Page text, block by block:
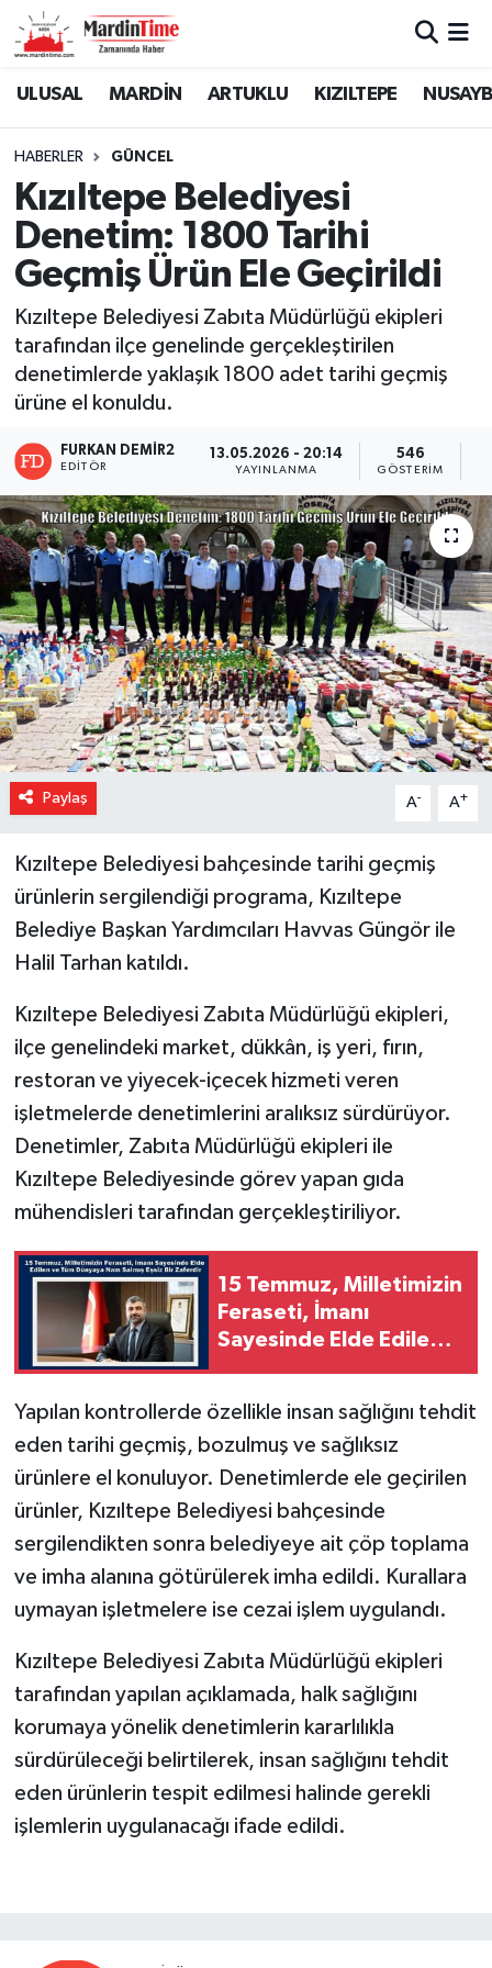
ULUSAL MARDİN ARTUKLU KIZILTEPE
HABERLER GÜNCEL
Kızıltepe Belediyesi
Denetim: 1800 Tarihi
Geçmiş Ürün Ele Geçirildi
Kızıltepe Belediyesi Zabıta Müdürlüğü ekipleri
tarafından ilçe genelinde gerçekleştirilen
denetimlerde yaklaşık 1800 adet tarihi geçmiş
ürüne el konuldu.
FURKAN DEMİR2
EDITÖR
13.05.2026 - 20:14
YAYINLANMA
546
GÖSTERIM
Paylaş A- A+
Kızıltepe Belediyesi bahçesinde tarihi geçmiş
ürünlerin sergilendiği programa, Kızıltepe
Belediye Başkan Yardımcıları Havvas Güngör ile
Halil Tarhan katıldı.
Kızıltepe Belediyesi Zabıta Müdürlüğü ekipleri,
ilçe genelindeki market, dükkân, iş yeri, fırın,
restoran ve yiyecek-içecek hizmeti veren
işletmelerde denetimlerini aralıksız sürdürüyor.
Denetimler, Zabıta Müdürlüğü ekipleri ile
Kızıltepe Belediyesinde görev yapan gıda
mühendisleri tarafından gerçekleştiriliyor.
15 Temmuz, Milletimizin
Feraseti, İmanı
Sayesinde Elde Edilen
Yapılan kontrollerde özellikle insan sağlığını tehdit
eden tarihi geçmiş, bozulmuş ve sağlıksız
ürünlere el konuluyor. Denetimlerde ele geçirilen
ürünler, Kızıltepe Belediyesi bahçesinde
sergilendikten sonra belediyeye ait çöp toplama
ve imha alanına götürülerek imha edildi. Kurallara
uymayan işletmelere ise cezai işlem uygulandı.
Kızıltepe Belediyesi Zabıta Müdürlüğü ekipleri
tarafından yapılan açıklamada, halk sağlığını
korumaya yönelik denetimlerin kararlılıkla
sürdürüleceği belirtilerek, insan sağlığını tehdit
eden ürünlerin tespit edilmesi halinde gerekli
işlemlerin uygulanacağı ifade edildi.
Mardin Nöbetçi Eczaneler
Mardin Namaz Vakitleri
Mardin Trafik Yoğunluk Haritası
Süper Lig Puan Durumu ve Fikstür
Tüm Manşetler
Haber Arşivi